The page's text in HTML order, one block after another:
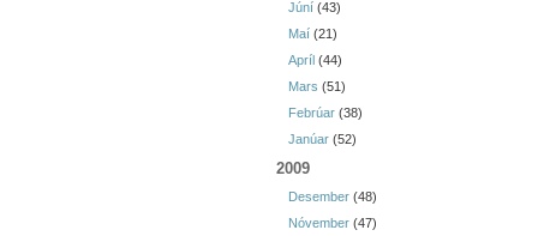
Júní (43)
Maí (21)
Apríl (44)
Mars (51)
Febrúar (38)
Janúar (52)
2009
Desember (48)
Nóvember (47)